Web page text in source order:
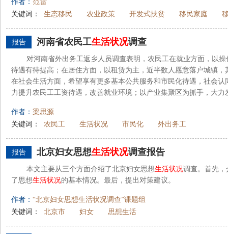
作者： 范雷
关键词：
生态移民 农业政策 开发式扶贫 移民家庭
报告 河南省农民工生活状况调查
对河南省外出务工返乡人员调查表明，农民工在就业方面，以
待遇有待提高；在居住方面，以租赁为主，近半数人愿意落户城镇
在社会生活方面，希望享有更多基本公共服务和市民化待遇，社会
力提升农民工工资待遇，改善就业环境；以产业集聚区为抓手，大
作者： 梁思源
关键词：
农民工 生活状况 市民化 外出务工
报告 北京妇女思想生活状况调查报告
本文主要从三个方面介绍了北京妇女思想生活状况调查。首先
了思想生活状况的基本情况。最后，提出对策建议。
作者： “北京妇女思想生活状况调查”课题组
关键词：
北京市 妇女 思想生活